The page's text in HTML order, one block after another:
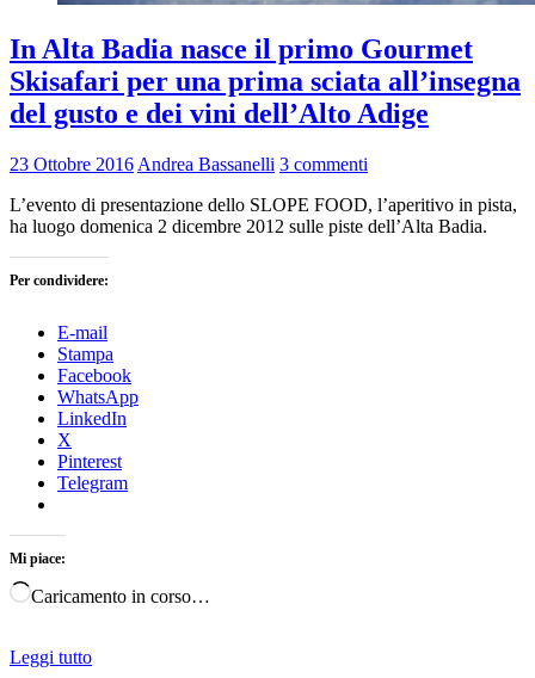
In Alta Badia nasce il primo Gourmet
Skisafari per una prima sciata all’insegna
del gusto e dei vini dell’Alto Adige
23 Ottobre 2016 Andrea Bassanelli 3 commenti
L’evento di presentazione dello SLOPE FOOD, l’aperitivo in pista,
ha luogo domenica 2 dicembre 2012 sulle piste dell’Alta Badia.
Per condividere:
E-mail
Stampa
Facebook
WhatsApp
LinkedIn
X
Pinterest
Telegram
Mi piace:
Caricamento in corso…
Leggi tutto